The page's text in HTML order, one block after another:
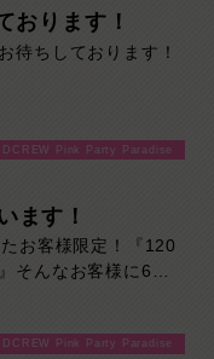
おります！
待ちしております！
Pink Party Paradise
ます！
お客様限定！『120
そんなお客様に60
り楽しみたい方は
Pink Party Paradise